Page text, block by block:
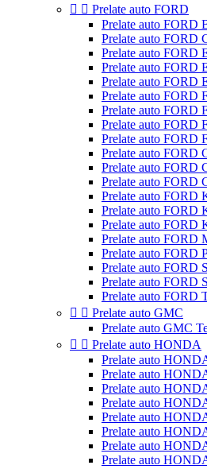
  Prelate auto FORD
Prelate auto FORD
Prelate auto FORD
Prelate auto FORD
Prelate auto FORD
Prelate auto FORD
Prelate auto FORD
Prelate auto FORD
Prelate auto FORD
Prelate auto FORD
Prelate auto FORD
Prelate auto FORD
Prelate auto FORD
Prelate auto FORD
Prelate auto FORD
Prelate auto FORD
Prelate auto FORD
Prelate auto FORD
Prelate auto FORD
Prelate auto FORD
Prelate auto FORD
  Prelate auto GMC
Prelate auto GMC
  Prelate auto HONDA
Prelate auto
Prelate auto
Prelate auto
Prelate auto
Prelate auto
Prelate auto
Prelate auto
Prelate auto